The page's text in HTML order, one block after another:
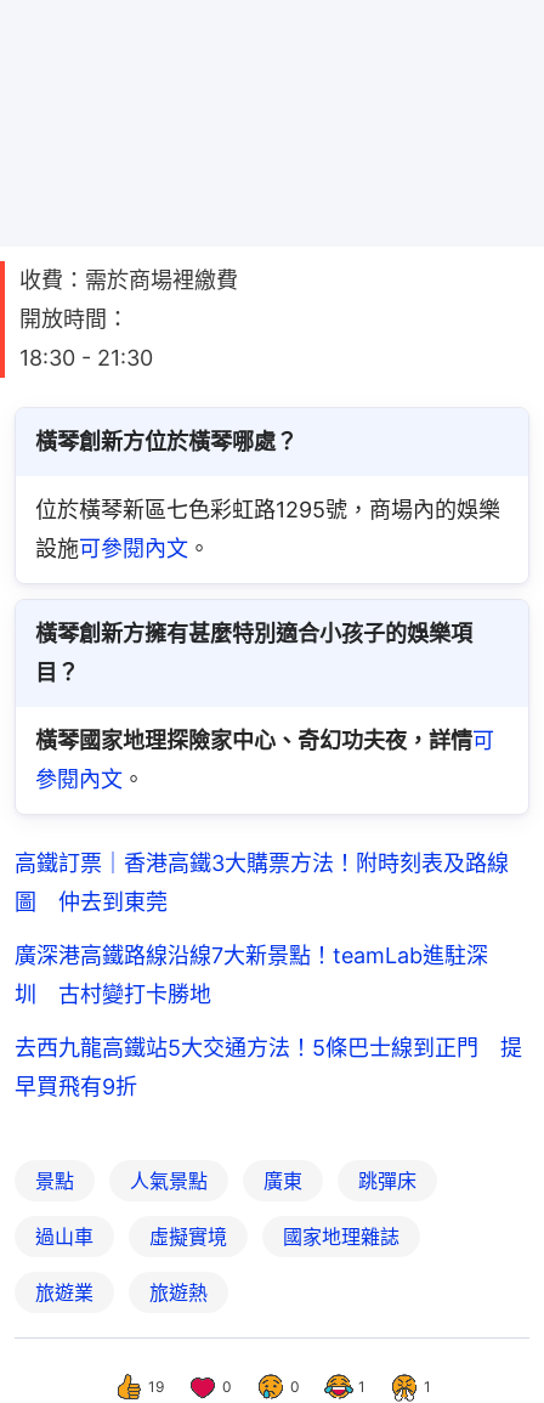
收費：需於商場裡繳費
開放時間：
18:30 - 21:30
橫琴創新方位於橫琴哪處？
位於橫琴新區七色彩虹路1295號，商場內的娛樂
設施可參閱內文 。
橫琴創新方擁有甚麼特別適合小孩子的娛樂項
目？
橫琴國家地理探險家中心、奇幻功夫夜，詳情可
參閱內文 。
高鐵訂票｜香港高鐵3大購票方法！附時刻表及路線
圖 仲去到東莞
廣深港高鐵路線沿線7大新景點！teamLab進駐深
圳 古村變打卡勝地
去西九龍高鐵站5大交通方法！5條巴士線到正門 提
早買飛有9折
景點 人氣景點 廣東 跳彈床
過山車 虛擬實境 國家地理雜誌
旅遊業 旅遊熱
19 0 0 1 1